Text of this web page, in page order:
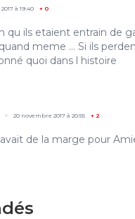
à 19:40 + 0
qu ils etaient entrain de
meme ... Si ils
quoi dans l histoire
20 novembre 2017 à 20:55 + 2
de la marge pour